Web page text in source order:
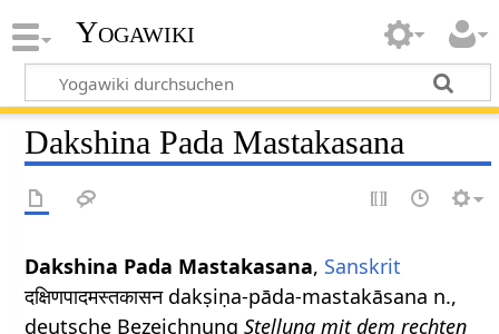
Yogawiki
Dakshina Pada Mastakasana
Dakshina Pada Mastakasana, Sanskrit
दक्षिणपादमस्तकासन dakṣiṇa-pāda-mastakāsana n.,
deutsche BezeichnungStellung mit dem rechten